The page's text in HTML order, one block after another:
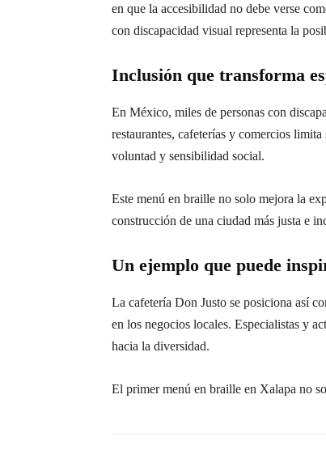
en que la accesibilidad no debe verse
con discapacidad visual representa la
Inclusión que transforma
En México, miles de personas con
restaurantes, cafeterías y comercios
voluntad y sensibilidad social.
Este menú en braille no solo mejora la
construcción de una ciudad más justa e
Un ejemplo que puede
La cafetería Don Justo se posiciona así
en los negocios locales. Especialistas y
hacia la diversidad.
El primer menú en braille en Xalapa no